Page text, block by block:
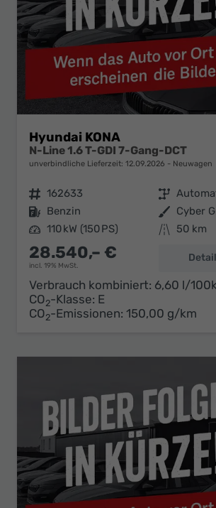
Hyundai KONA
N-Line 1.6 T-GDI 7-Gang-DCT
unverbindliche Lieferzeit: 12.09.2026 Neuwagen
Fahrzeugnr. 162633 Getriebe
Kraftstoff Benzin Außenfarbe Cyber
Leistung 110 kW (150 PS) Kilometerstand 50 km
28.540,– €
incl. 19% MwSt.
Verbrauch kombiniert: 6,60 l/
CO2-Klasse: E
CO2-Emissionen: 150,00 g/km